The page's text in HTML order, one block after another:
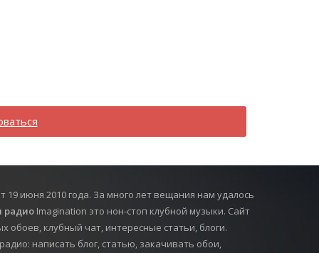
июня 2010 года. За много лет вещания нам удалось
радио Imagination это нон-стоп клубной музыки. Сайт
обоев, клубный чат, интересные статьи, блоги.
написать блог, статью, закачивать обои,